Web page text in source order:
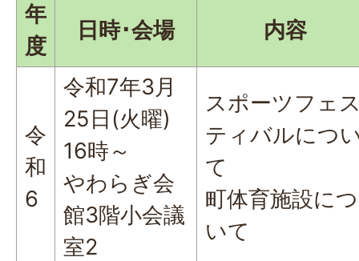
年
度
日時･会場 内容
令
和
6
令和7年3月
25日(火曜)
16時～
やわらぎ会
館3階小会議
室2
スポーツフェ
ティバルにつ
て
町体育施設につ
いて